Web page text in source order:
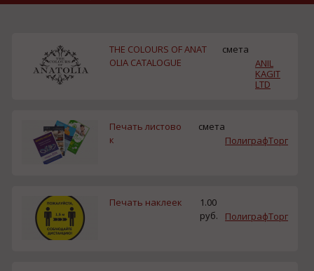
THE COLOURS OF ANAT
OLIA CATALOGUE
смета
ANIL
KAGIT
LTD
Печать листово
к
смета
ПолиграфТорг
Печать наклеек
1.00
руб.
ПолиграфТорг